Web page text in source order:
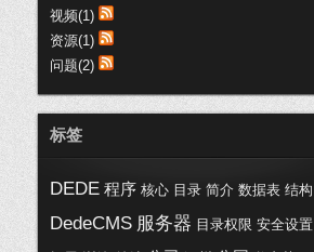
视频(1)
资源(1)
问题(2)
标签
DEDE 程序 核心 目录 简介 数据表 结构
DedeCMS 服务器 目录权限 安全设置